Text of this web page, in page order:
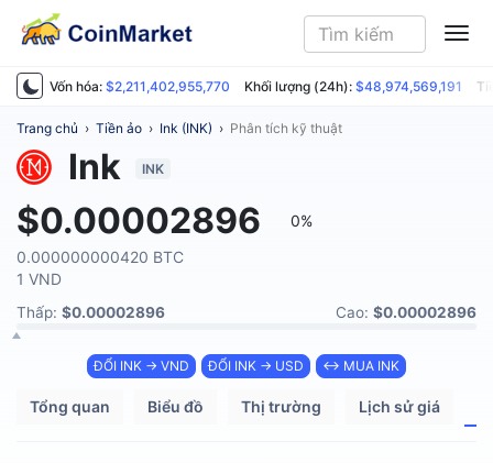
Vốn hóa: $2,211,402,955,770 Khối lượng (24h): $48,974,569,191
Trang chủ › Tiền ảo › Ink (INK) › Phân tích kỹ thuật
Ink INK
$0.00002896
0%
0.000000000420 BTC
1 VND
Thấp: $0.00002896 Cao: $0.00002896
ĐỔI INK → VND ĐỔI INK → USD ↔ MUA INK
Tổng quan Biểu đồ Thị trường Lịch sử giá